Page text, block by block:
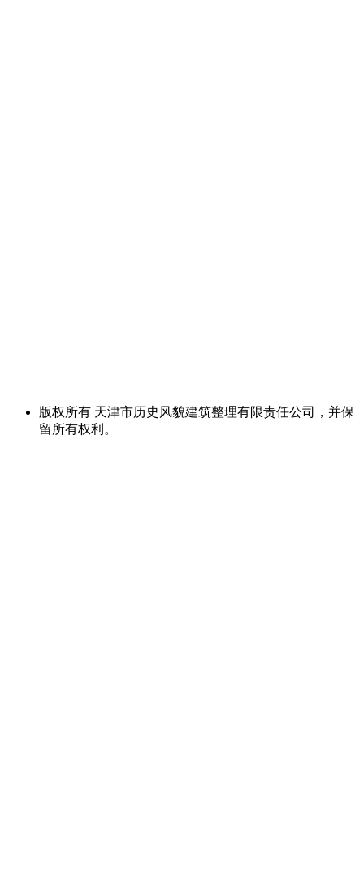
版权所有 天津市历史风貌建筑整理有限责任公司，并保
留所有权利。